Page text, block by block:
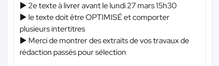
► 2e texte à livrer avant le lundi 27 mars 15h30
► le texte doit être OPTIMISÉ et comporter
plusieurs intertitres
► Merci de montrer des extraits de vos travaux de
rédaction passés pour sélection